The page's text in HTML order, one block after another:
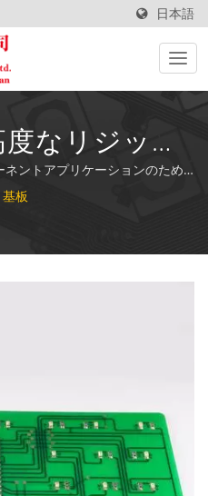
日本語
なリジッド
び多層回路基
ントアプリケーションのため
組み合わせた専門的なプリント
板